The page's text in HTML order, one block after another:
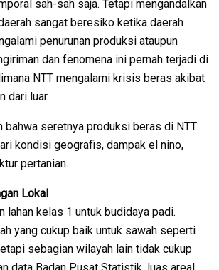
sah-sah saja. Tetapi mengandalkan
sangat beresiko ketika daerah
penurunan produksi ataupun
dan fenomena ini pernah terjadi di
NTT mengalami krisis beras akibat
dari luar.
bahwa seretnya produksi beras di NTT
kondisi geografis, dampak el nino,
pertanian.
Lokal
lahan kelas 1 untuk budidaya padi.
yang cukup baik untuk sawah seperti
sebagian wilayah lain tidak cukup